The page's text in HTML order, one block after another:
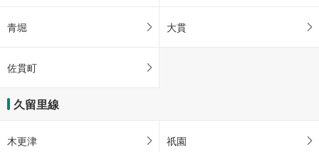
青堀 大貫
佐貫町
久留里線
木更津 祇園